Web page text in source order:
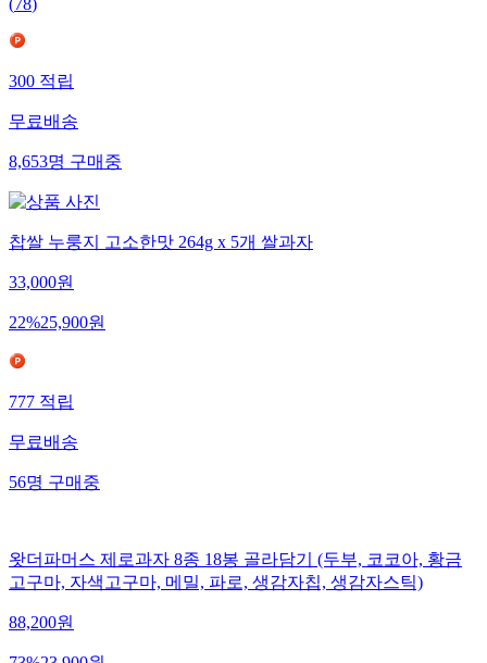
(78)
300적립
무료배송
8,653명구매중
찹쌀 누룽지 고소한맛 264g x 5개 쌀과자
33,000원
22%25,900원
777적립
무료배송
56명구매중
왓더파머스 제로과자 8종 18봉 골라담기 (두부, 코코아, 황금
고구마, 자색고구마, 메밀, 파로, 생감자칩, 생감자스틱)
88,200원